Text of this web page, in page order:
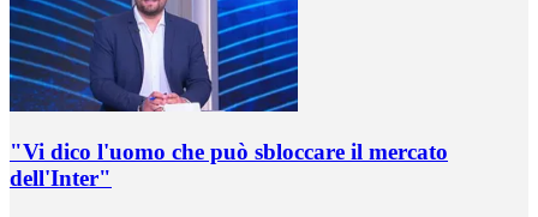
"Vi dico l'uomo che può sbloccare il mercato
dell'Inter"